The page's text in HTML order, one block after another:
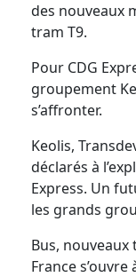
des nouveaux
tram T9.
Pour CDG
groupement
s’affronter.
Keolis,
déclarés à
Express. Un
les grands
Bus, nouveaux
France